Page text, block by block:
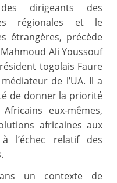
dirigeants des
régionales et le
étrangères, précède
Ali Youssouf
togolais Faure
de l’UA. Il a
de donner la priorité
eux-mêmes,
africaines aux
l’échec relatif des
un contexte de